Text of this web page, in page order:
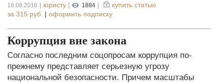
18.08.2016 | юристу | 1884 |
купить статью
за 315 руб. | оформить подписку
Коррупция вне закона
Согласно последним соцопросам коррупция по-
прежнему представляет серьезную угрозу
национальной безопасности. Причем масштабы